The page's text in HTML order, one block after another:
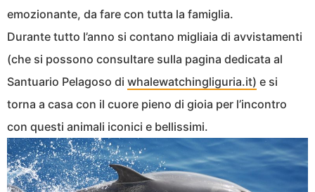
emozionante, da fare con tutta la famiglia.
Durante tutto l’anno si contano migliaia di avvistamenti
(che si possono consultare sulla pagina dedicata al
Santuario Pelagoso di whalewatchingliguria.it) e si
torna a casa con il cuore pieno di gioia per l’incontro
con questi animali iconici e bellissimi.